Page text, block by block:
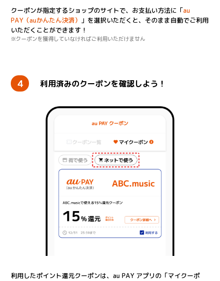
クーポンが指定するショップのサイトで、お支払い方法に「au
PAY（auかんたん決済） 」を選択いただくと、そのまま自動でご利用
いただくことができます！
※クーポンを獲得していなければご利用いただけません
4 利用済みのクーポンを確認しよう！
利用したポイント還元クーポンは、au PAY アプリの「マイクーポ